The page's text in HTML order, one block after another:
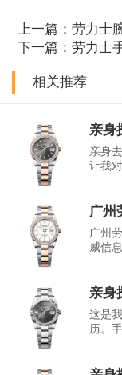
上一篇：劳力士
下一篇：劳力士
相关推荐
亲身
亲身
让我
广州
广州
威信
亲身
这是
历。